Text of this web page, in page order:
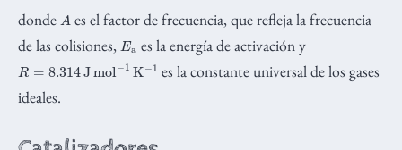
donde A es el factor de frecuencia, que refleja la frecuencia
de las colisiones, Ea es la energía de activación y
R 8.314 J mol K − 1
es la constante universal de los gases
ideales.